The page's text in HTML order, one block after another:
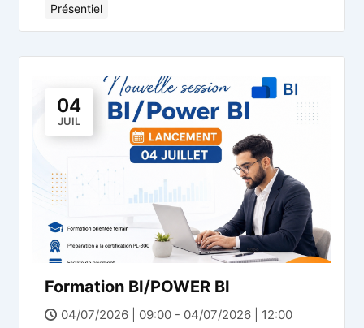
Présentiel
04
JUIL
Formation BI/POWER BI
04/07/2026 | 09:00 - 04/07/2026 | 12:00